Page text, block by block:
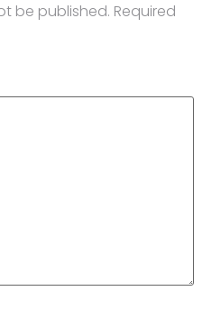
be published. Required